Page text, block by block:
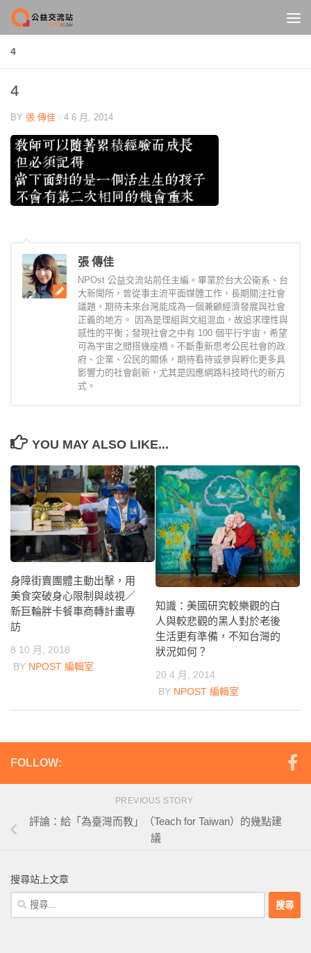
Skip to content
4
4
BY 張 傳佳 · 4 6 月, 2014
張 傳佳
NPOst 公益交流站前任主編。畢業於台大公衛系、台
大新聞所，曾從事主流平面媒體工作，長期關注社會
議題，期待未來台灣能成為一個兼顧經濟發展與社會
正義的地方。 因為是理組與文組混血，故追求理性與
感性的平衡；發現社會之中有 100 個平行宇宙，希望
可為宇宙之間搭幾座橋。不斷重新思考公民社會的政
府、企業、公民的關係，期待看待或參與孵化更多具
影響力的社會創新，尤其是因應網路科技時代的新方
式。
YOU MAY ALSO LIKE...
身障街賣團體主動出擊，用
美食突破身心限制與歧視／
新巨輪胖卡餐車商轉計畫專
訪
8 10 月, 2018
BY NPOST 編輯室
知識：美國研究較樂觀的白
人與較悲觀的黑人對於老後
生活更有準備，不知台灣的
狀況如何？
20 4 月, 2014
BY NPOST 編輯室
FOLLOW:
PREVIOUS STORY
評論：給「為臺灣而教」（Teach for Taiwan）的幾點建
議
搜尋站上文章
搜
尋